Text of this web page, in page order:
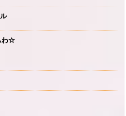
わ☆